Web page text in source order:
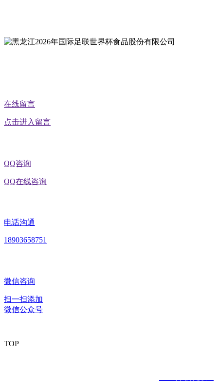
在线留言
点击进入留言
QQ咨询
QQ在线咨询
电话沟通
18903658751
微信咨询
扫一扫添加
微信公众号
TOP